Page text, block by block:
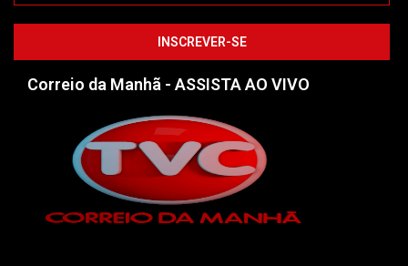
Correio da Manhã - ASSISTA AO VIVO